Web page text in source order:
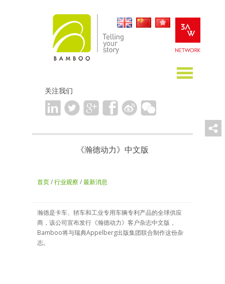
关注我们
《瀚德动力》中文版
首页/行业观察 /最新消息
瀚德是卡车、轿车和工业专用车辆专利产品的全球供应
商，该公司宣布发行《瀚德动力》客户杂志中文版，
Bamboo将与瑞典Appelberg出版集团联合制作这份杂
志。